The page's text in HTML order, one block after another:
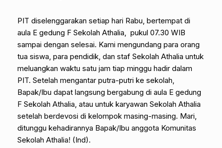
PIT diselenggarakan setiap hari Rabu, bertempat di
aula E gedung F Sekolah Athalia, pukul 07.30 WIB
sampai dengan selesai. Kami mengundang para orang
tua siswa, para pendidik, dan staf Sekolah Athalia untuk
meluangkan waktu satu jam tiap minggu hadir dalam
PIT. Setelah mengantar putra-putri ke sekolah,
Bapak/Ibu dapat langsung bergabung di aula E gedung
F Sekolah Athalia, atau untuk karyawan Sekolah Athalia
setelah berdevosi di kelompok masing-masing. Mari,
ditunggu kehadirannya Bapak/Ibu anggota Komunitas
Sekolah Athalia! (Ind).